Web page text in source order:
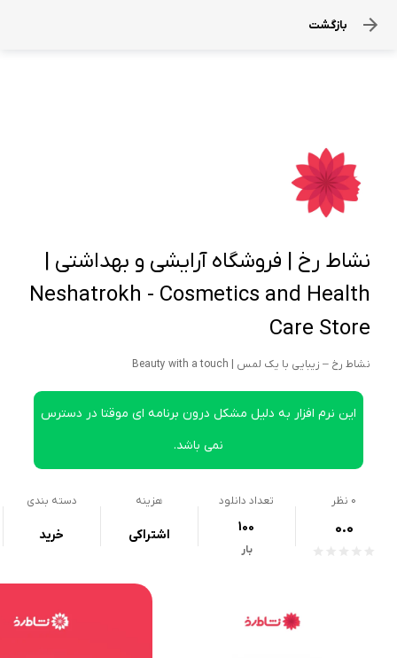
بازگشت
نشاط رخ | فروشگاه آرایشی و بهداشتی |
Neshatrokh - Cosmetics and Health
Care Store
نشاط رخ – زیبایی با یک لمس | Beauty with a touch
این نرم افزار به دلیل مشکل درون برنامه ای موقتا در دسترس
نمی باشد.
0 نظر
0.0
تعداد دانلود
100
بار
هزینه
اشتراکی
دسته بندی
خرید